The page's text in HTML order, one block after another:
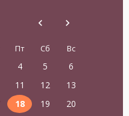
Пт Сб Вс
4 5
6
11 12
13
18 19
20